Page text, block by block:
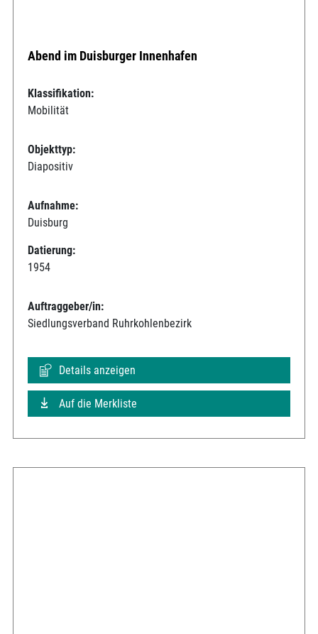
Abend im Duisburger Innenhafen
Klassifikation:
Mobilität
Objekttyp:
Diapositiv
Aufnahme:
Duisburg
Datierung:
1954
Auftraggeber/in:
Siedlungsverband Ruhrkohlenbezirk
Details anzeigen
Auf die Merkliste